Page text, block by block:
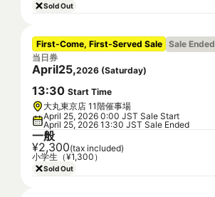
Sold Out
First-Come, First-Served Sale Sale Ended
当日券
April25,2026 (Saturday)
13:30 Start Time
大丸東京店 11階催事場
April 25, 2026 0:00 JST Sale Start
April 25, 2026 13:30 JST Sale Ended
一般
¥2,300(tax included)
小学生（¥1,300）
Sold Out